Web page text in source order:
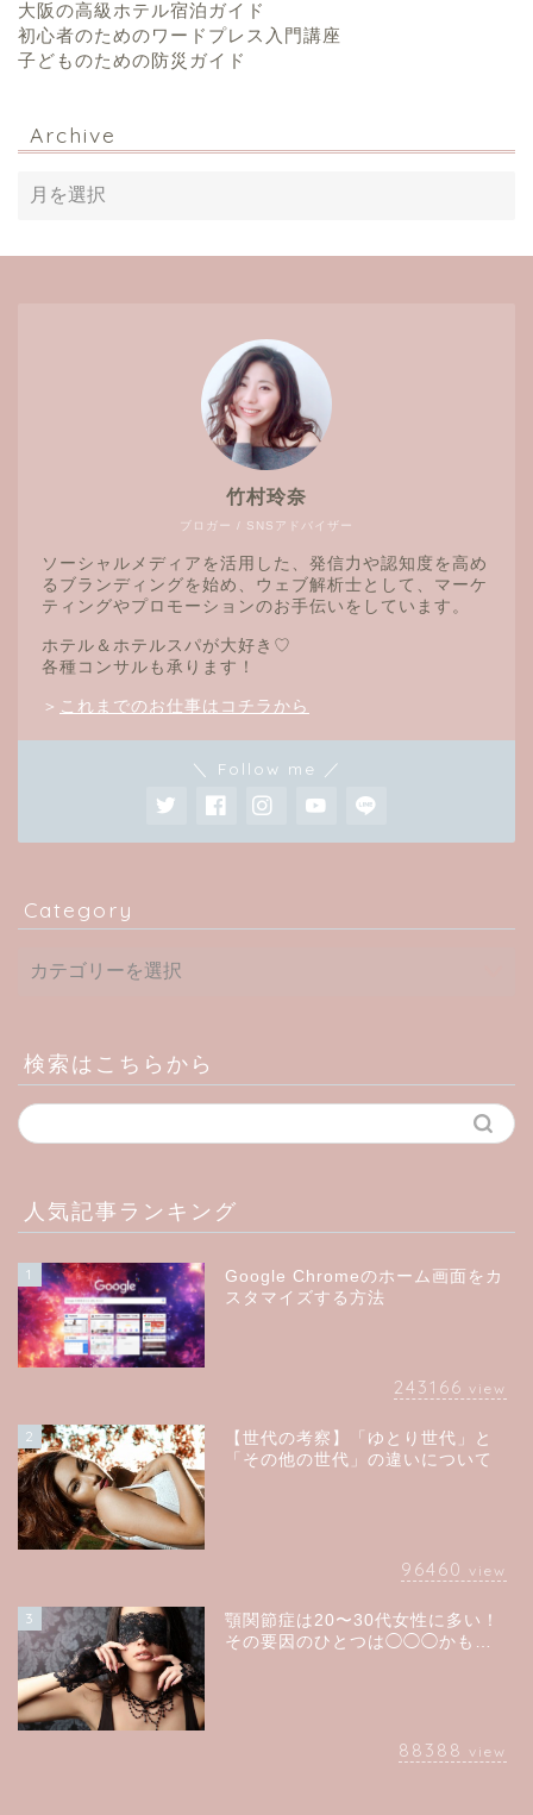
大阪の高級ホテル宿泊ガイド
初心者のためのワードプレス入門講座
子どものための防災ガイド
Archive
ブロガー / SNSアドバイザー
竹村玲奈
ソーシャルメディアを活用した、発信力や認知度を高め
るブランディングを始め、ウェブ解析士として、マーケ
ティングやプロモーションのお手伝いをしています。
ホテル＆ホテルスパが大好き♡
各種コンサルも承ります！
＞ これまでのお仕事はコチラから
＼ Follow me ／
Category
検索はこちらから
人気記事ランキング
1
Google Chromeのホーム画面をカ
スタマイズする方法
243166 view
2
【世代の考察】「ゆとり世代」と
「その他の世代」の違いについて
96460 view
3
顎関節症は20〜30代女性に多い！
その要因のひとつは◯◯◯かも…
88388 view